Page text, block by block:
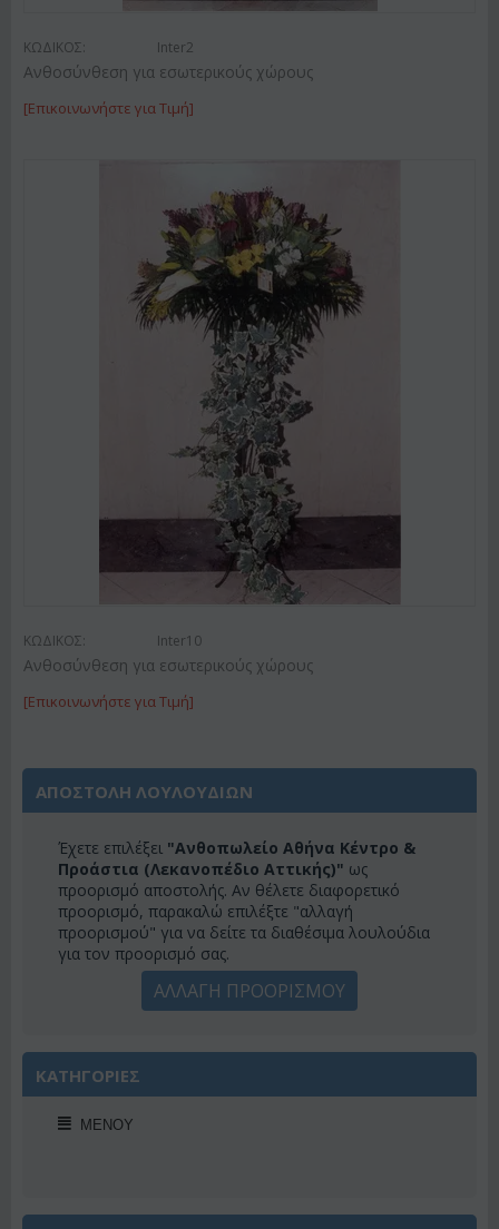
ΚΩΔΙΚΟΣ: Inter2
Ανθοσύνθεση για εσωτερικούς χώρους
[Επικοινωνήστε για Τιμή]
ΚΩΔΙΚΟΣ: Inter10
Ανθοσύνθεση για εσωτερικούς χώρους
[Επικοινωνήστε για Τιμή]
ΑΠΟΣΤΟΛΗ ΛΟΥΛΟΥΔΙΩΝ
Έχετε επιλέξει "Ανθοπωλείο Αθήνα Κέντρο &
Προάστια (Λεκανοπέδιο Αττικής)" ως
προορισμό αποστολής. Αν θέλετε διαφορετικό
προορισμό, παρακαλώ επιλέξτε "αλλαγή
προορισμού" για να δείτε τα διαθέσιμα λουλούδια
για τον προορισμό σας.
ΑΛΛΑΓΗ ΠΡΟΟΡΙΣΜΟΥ
ΚΑΤΗΓΟΡΙΕΣ
ΜΕΝΟΎ